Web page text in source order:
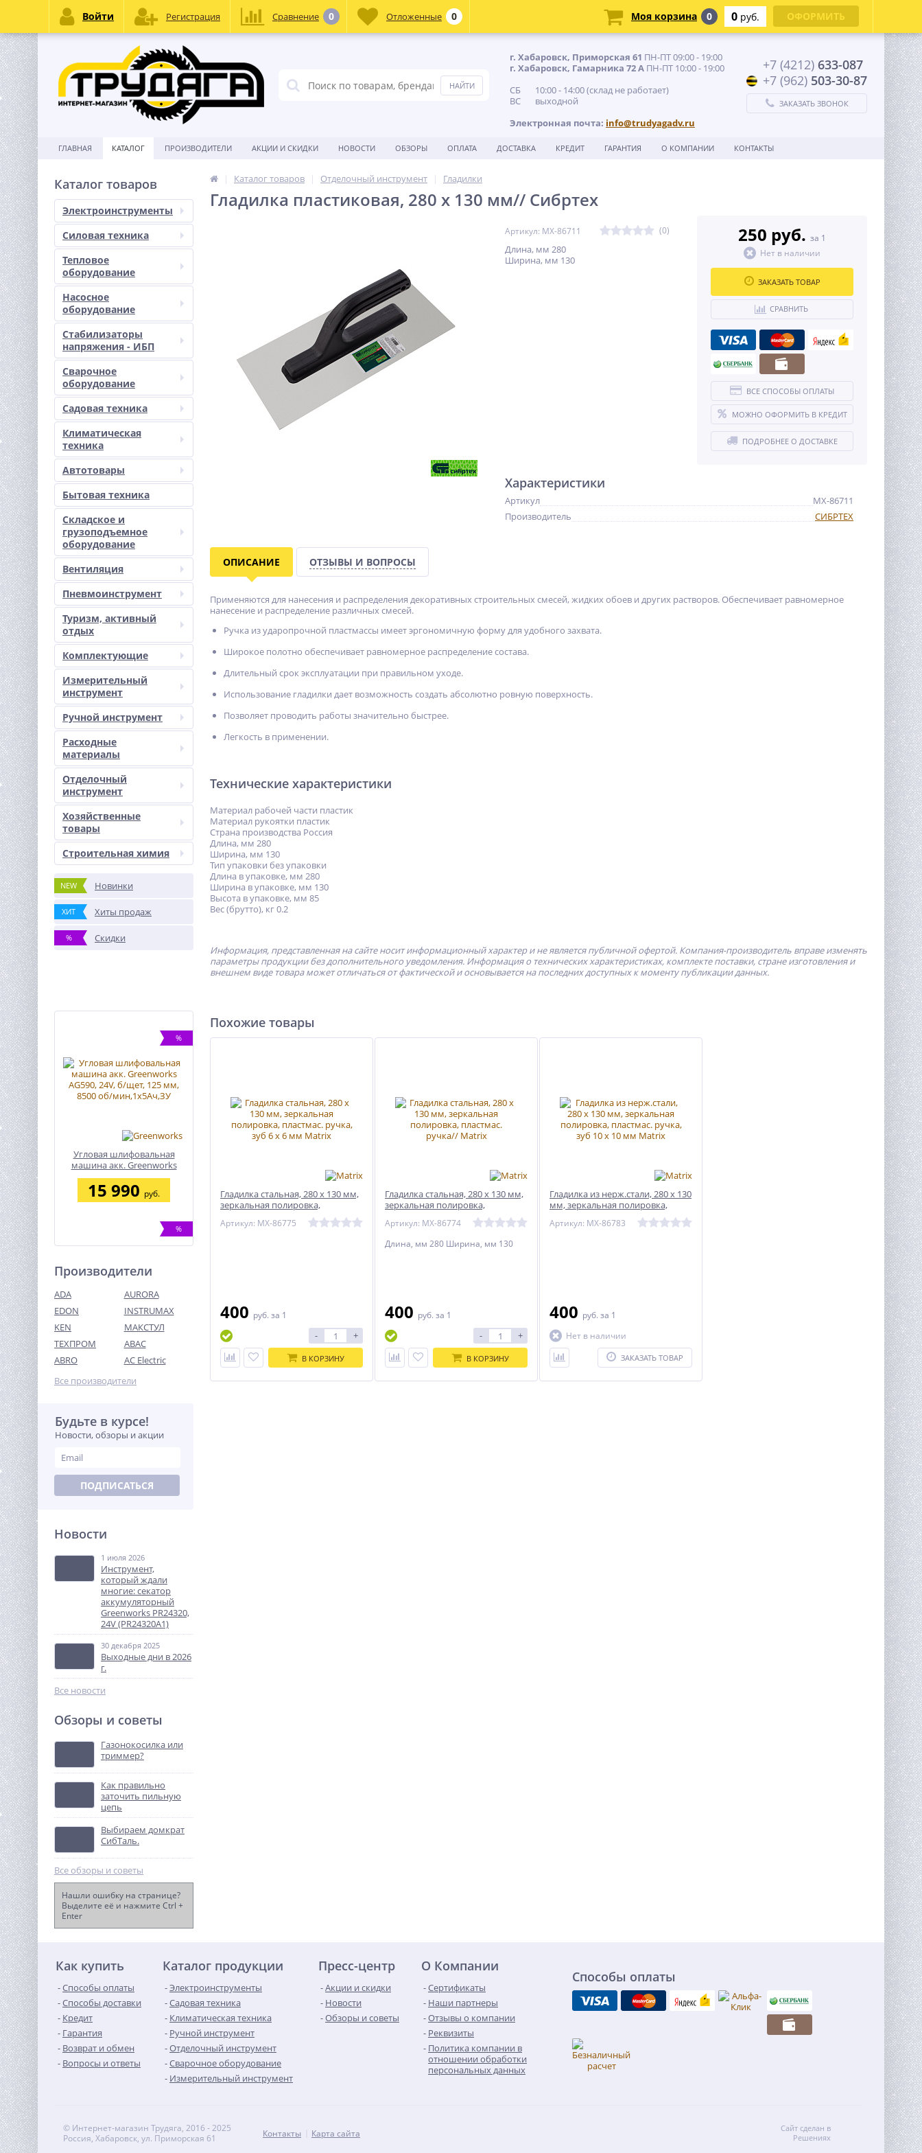
г. Хабаровск, Приморская 61 ПН-ПТ 09:00 - 19:00
г. Хабаровск, Гамарника 72 А ПН-ПТ 10:00 - 19:00
СБ 10:00 - 14:00 (склад не работает)
ВС выходной
Электронная почта: info@trudyagadv.ru
+7 (4212) 633-087
+7 (962) 503-30-87
ЗАКАЗАТЬ ЗВОНОК
ГЛАВНАЯ КАТАЛОГ ПРОИЗВОДИТЕЛИ АКЦИИ И СКИДКИ НОВОСТИ ОБЗОРЫ ОПЛАТА ДОСТАВКА КРЕДИТ ГАРАНТИЯ О КОМПАНИИ КОНТАКТЫ
Каталог товаров
Электроинструменты
Силовая техника
Тепловое
оборудование
Насосное
оборудование
Стабилизаторы
напряжения - ИБП
Сварочное
оборудование
Садовая техника
Климатическая
техника
Автотовары
Бытовая техника
Складское и
грузоподъемное
оборудование
Вентиляция
Пневмоинструмент
Туризм, активный
отдых
Комплектующие
Измерительный
инструмент
Ручной инструмент
Расходные
материалы
Отделочный
инструмент
Хозяйственные
товары
Строительная химия
NEW Новинки
ХИТ Хиты продаж
% Скидки
%
Угловая шлифовальная
машина акк. Greenworks
AG590, 24V, б/щет, 125 мм,
8500 об/мин,1х5Ач,ЗУ
15 990 руб.
%
Газонокосилка
аккумуляторная WORX
WG743E, 40В, 40 см, 2*4,0
Ач, двойное ЗУ 2x2A
34 990
Угловая шлифмашина
2 700руб.
%
Затирочная машина TOR
95 839
%
Дрель-шуруповерт акк.
Greenworks DD345, 24V, б/
(3708307CUC)
Производители
ADA
AURORA
EDON
INSTRUMAX
KEN
МАКСТУЛ
ТЕХПРОМ
ABAC
ABRO
AC Electric
Все производители
Будьте в курсе!
Новости, обзоры и акции
ПОДПИСАТЬСЯ
Новости
1 июля 2026
Инструмент,
который ждали
многие: секатор
аккумуляторный
Greenworks PR24320,
24V (PR24320A1)
30 декабря 2025
Выходные дни в 2026
г.
Все новости
Обзоры и советы
Газонокосилка или
триммер?
Как правильно
заточить пильную
цепь
Выбираем домкрат
СибТаль.
Все обзоры и советы
Нашли ошибку на странице?
Выделите её и нажмите Ctrl +
Enter
Каталог товаров Отделочный инструмент Гладилки
Гладилка пластиковая, 280 х 130 мм// Сибртех
Артикул: MX-86711 (0)
Длина, мм 280
Ширина, мм 130
250 руб. за 1
Нет в наличии
ЗАКАЗАТЬ ТОВАР
СРАВНИТЬ
ВСЕ СПОСОБЫ ОПЛАТЫ
МОЖНО ОФОРМИТЬ В КРЕДИТ
ПОДРОБНЕЕ О ДОСТАВКЕ
Характеристики
Артикул
MX-86711
Производитель
СИБРТЕХ
ОПИСАНИЕ ОТЗЫВЫ И ВОПРОСЫ
Применяются для нанесения и распределения декоративных строительных смесей, жидких обоев и других растворов. Обеспечивает равномерное
нанесение и распределение различных смесей.
Ручка из ударопрочной пластмассы имеет эргономичную форму для удобного захвата.
Широкое полотно обеспечивает равномерное распределение состава.
Длительный срок эксплуатации при правильном уходе.
Использование гладилки дает возможность создать абсолютно ровную поверхность.
Позволяет проводить работы значительно быстрее.
Легкость в применении.
Технические характеристики
Материал рабочей части пластик
Материал рукоятки пластик
Страна производства Россия
Длина, мм 280
Ширина, мм 130
Тип упаковки без упаковки
Длина в упаковке, мм 280
Ширина в упаковке, мм 130
Высота в упаковке, мм 85
Вес (брутто), кг 0.2
Информация, представленная на сайте носит информационный характер и не является публичной офертой. Компания-производитель вправе изменять
параметры продукции без дополнительного уведомления. Информация о технических характеристиках, комплекте поставки, стране изготовления и
внешнем виде товара может отличаться от фактической и основывается на последних доступных к моменту публикации данных.
Похожие товары
Гладилка стальная, 280 х 130 мм,
зеркальная полировка,
пластмас. ручка, зуб 6 х 6 мм
Matrix
Артикул: MX-86775
400 руб. за 1
- +
В КОРЗИНУ
Гладилка стальная, 280 х 130 мм,
зеркальная полировка,
пластмас. ручка// Matrix
Артикул: MX-86774
Длина, мм 280 Ширина, мм 130
400 руб. за 1
- +
В КОРЗИНУ
Гладилка из нерж.стали, 280 х 130
мм, зеркальная полировка,
пластмас. ручка, зуб 10 х 10 мм
Matrix
Артикул: MX-86783
400 руб. за 1
Нет в наличии
ЗАКАЗАТЬ ТОВАР
Как купить
Способы оплаты
Способы доставки
Кредит
Гарантия
Возврат и обмен
Вопросы и ответы
Каталог продукции
Электроинструменты
Садовая техника
Климатическая техника
Ручной инструмент
Отделочный инструмент
Сварочное оборудование
Измерительный инструмент
Пресс-центр
Акции и скидки
Новости
Обзоры и советы
О Компании
Сертификаты
Наши партнеры
Отзывы о компании
Реквизиты
Политика компании в
отношении обработки
персональных данных
Способы оплаты
© Интернет-магазин Трудяга, 2016 - 2025
Россия, Хабаровск, ул. Приморская 61
Контакты Карта сайта
Сайт сделан в
Решениях
Войти Регистрация Сравнение 0 Отложенные 0 Моя корзина 0 0 руб. ОФОРМИТЬ